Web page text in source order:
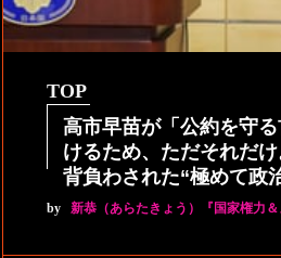
TOP
高市早苗が「公約を守
けるため、ただそれだ
背負わされた“極めて政
by 新恭（あらたきょう）『国家権力